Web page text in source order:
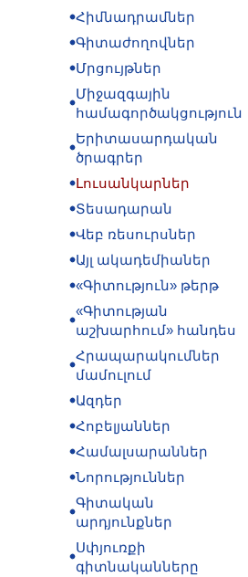
Հիմնադրամներ
Գիտաժողովներ
Մրցույթներ
Միջազգային
համագործակցություն
Երիտասարդական
ծրագրեր
Լուսանկարներ
Տեսադարան
Վեբ ռեսուրսներ
Այլ ակադեմիաներ
«Գիտություն» թերթ
«Գիտության
աշխարհում» հանդես
Հրապարակումներ
մամուլում
Ազդեր
Հոբելյաններ
Համալսարաններ
Նորություններ
Գիտական
արդյունքներ
Սփյուռքի
գիտնականները